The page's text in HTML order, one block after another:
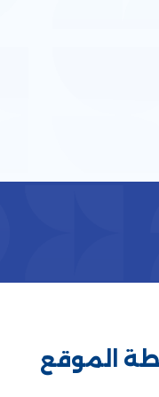
الموقع